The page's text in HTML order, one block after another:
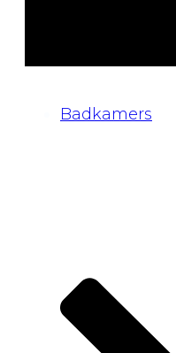
Badkamers